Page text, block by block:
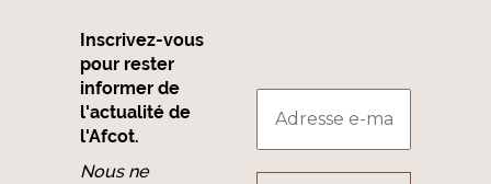
Inscrivez-vous
pour rester
informer de
l'actualité de
l'Afcot.
Nous ne